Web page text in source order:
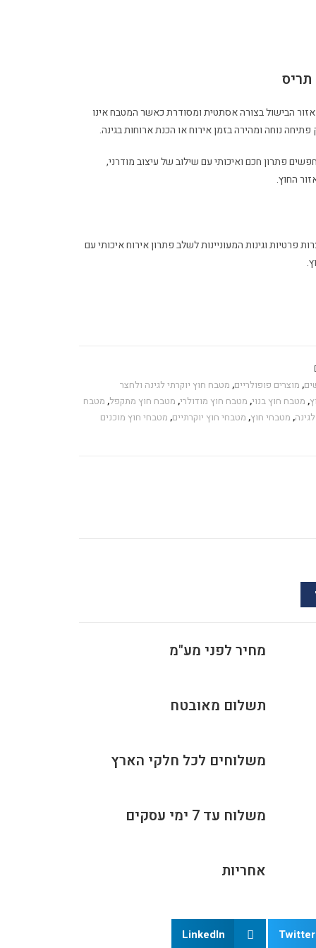
הבישול בצורה אסתטית ומסודרת כאשר המטבח אינו
נוחה ומהירה בזמן אירוח או הכנת ארוחות בגינה.
פתרון חכם ואיכותי עם שילוב של עיצוב מודרני,
החוץ.
פרטיות וגינות המעוניינות לשלב פתרון אירוח איכותי עם
, מוצרים פופולריים, מטבח חוץ יוקרתי לגינה ולחצר
, מטבח חוץ בנוי, מטבח חוץ מודולרי, מטבח חוץ מתקפל, מטבח
, מטבחי חוץ, מטבחי חוץ יוקרתיים, מטבחי חוץ מוכנים
מחיר לפני מע"מ
תשלום מאובטח
משלוחים לכל חלקי הארץ
משלוח עד 7 ימי עסקים​
אחריות
Twitter
LinkedIn